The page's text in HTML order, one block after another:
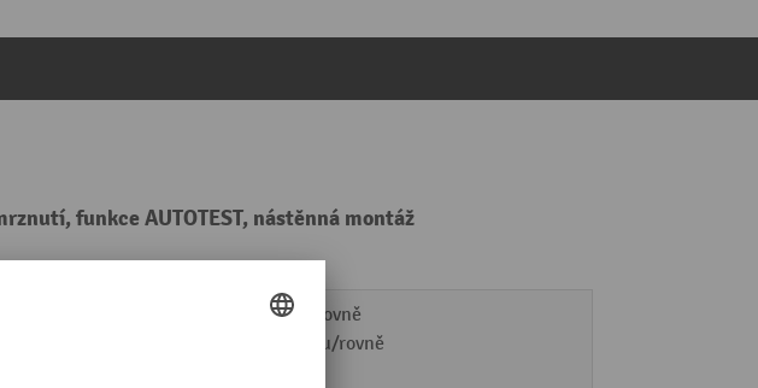
funkce AUTOTEST, nástěnná montáž
dolů/rovně
nahoru/rovně